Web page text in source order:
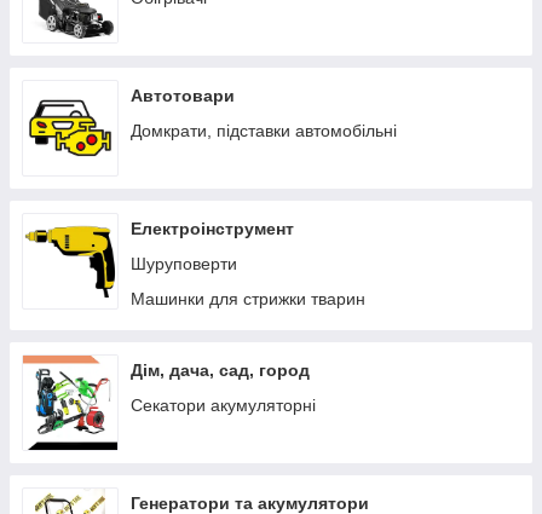
Автотовари
Домкрати, підставки автомобільні
Електроінструмент
Шуруповерти
Машинки для стрижки тварин
Дім, дача, сад, город
Секатори акумуляторні
Генератори та акумулятори